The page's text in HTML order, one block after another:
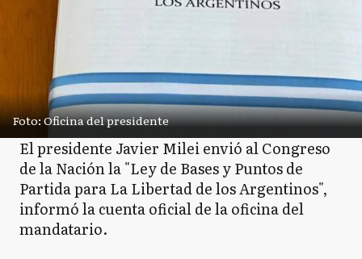
Foto: Oficina del presidente
El presidente Javier Milei envió al Congreso
de la Nación la "Ley de Bases y Puntos de
Partida para La Libertad de los Argentinos",
informó la cuenta oficial de la oficina del
mandatario.